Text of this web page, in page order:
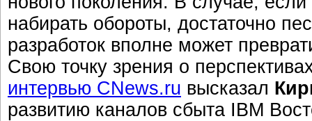
набирать обороты, достаточно
разработок вполне может
Свою точку зрения о
интервью CNews.ru высказал
развитию каналов сбыта IBM